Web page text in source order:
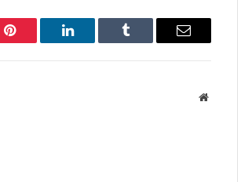
Pinterest LinkedIn Tumblr Имэйл
Вэбсайт